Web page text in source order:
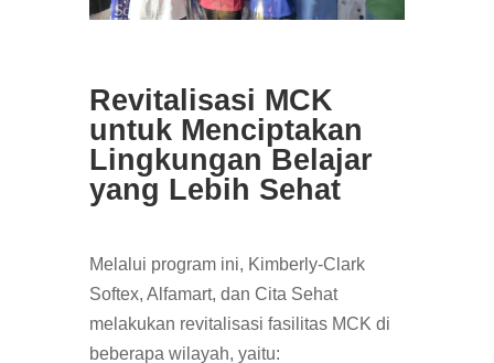
Revitalisasi MCK
untuk Menciptakan
Lingkungan Belajar
yang Lebih Sehat
Melalui program ini, Kimberly-Clark
Softex, Alfamart, dan Cita Sehat
melakukan revitalisasi fasilitas MCK di
beberapa wilayah, yaitu: